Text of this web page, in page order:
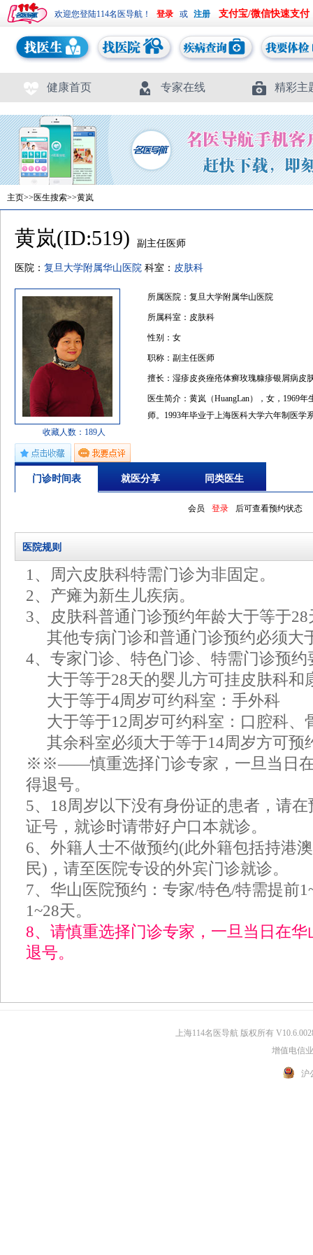
欢迎您登陆114名医导航！ 或 支付宝/微信快速支付
健康首页 专家在线 精彩主
主页>> 医生搜索>>黄岚
黄岚(ID:519) 副主任医师
医院： 复旦大学附属华山医院 科室： 皮肤科
收藏人数：189人
所属医院：复旦大学附属华山医院
所属科室：皮肤科
性别：女
职称：副主任医师
擅长：湿疹皮炎痤疮体癣玫瑰糠疹银屑病皮
医生简介：黄岚（HuangLan），女，1969
师。1993年毕业于上海医科大学六年制医学
治疗。参加多项科研项目：1.参加冯树芳教
以第一作者发表科研论著十余篇，1篇为SCI
门诊时间表 就医分享 同类医生
会员 登录 后可查看预约状态
医院规则
1、周六皮肤科特需门诊为非固定。
2、产瘫为新生儿疾病。
3、皮肤科普通门诊预约年龄大于等于
其他专病门诊和普通门诊预约必须大
4、专家门诊、特色门诊、特需门诊预约
大于等于28天的婴儿方可挂皮肤科和
大于等于4周岁可约科室：手外科
大于等于12周岁可约科室：口腔科、
其余科室必须大于等于14周岁方可预
※※——慎重选择门诊专家，一旦当日在
得退号。
5、18周岁以下没有身份证的患者，请
证号，就诊时请带好户口本就诊。
6、外籍人士不做预约(此外籍包括持港
民)，请至医院专设的外宾门诊就诊。
7、华山医院预约：专家/特色/特需提前
1~28天。
8、请慎重选择门诊专家，一旦当日在
退号。
上海114名医导航 版权所有
增值电信
沪